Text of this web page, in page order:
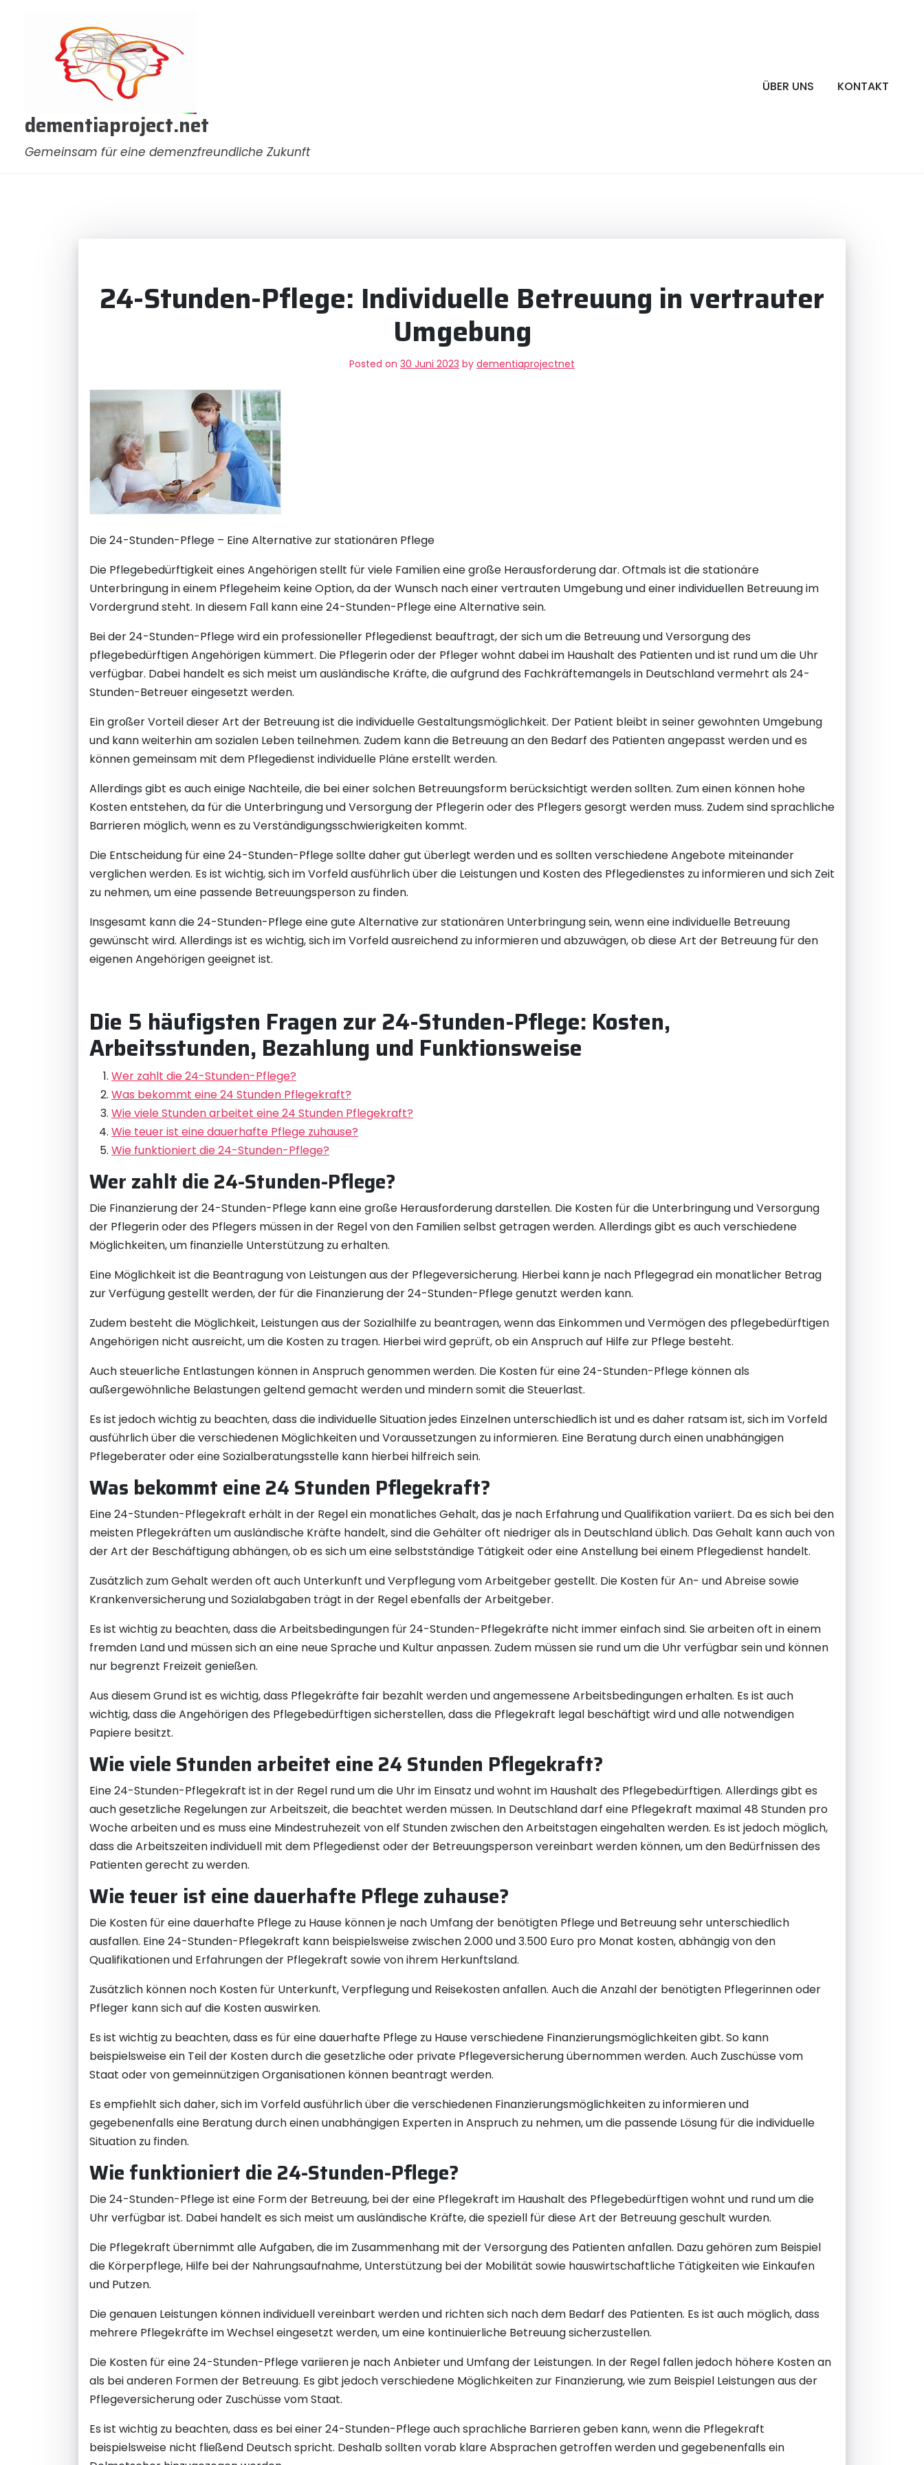
dementiaproject.net
Gemeinsam für eine demenzfreundliche Zukunft
ÜBER UNS KONTAKT
24-Stunden-Pflege: Individuelle Betreuung in vertrauter
Umgebung
Posted on 30 Juni 2023 by dementiaprojectnet
Die 24-Stunden-Pflege – Eine Alternative zur stationären Pflege
Die Pflegebedürftigkeit eines Angehörigen stellt für viele Familien eine große Herausforderung dar. Oftmals ist die stationäre
Unterbringung in einem Pflegeheim keine Option, da der Wunsch nach einer vertrauten Umgebung und einer individuellen Betreuung im
Vordergrund steht. In diesem Fall kann eine 24-Stunden-Pflege eine Alternative sein.
Bei der 24-Stunden-Pflege wird ein professioneller Pflegedienst beauftragt, der sich um die Betreuung und Versorgung des
pflegebedürftigen Angehörigen kümmert. Die Pflegerin oder der Pfleger wohnt dabei im Haushalt des Patienten und ist rund um die Uhr
verfügbar. Dabei handelt es sich meist um ausländische Kräfte, die aufgrund des Fachkräftemangels in Deutschland vermehrt als 24-
Stunden-Betreuer eingesetzt werden.
Ein großer Vorteil dieser Art der Betreuung ist die individuelle Gestaltungsmöglichkeit. Der Patient bleibt in seiner gewohnten Umgebung
und kann weiterhin am sozialen Leben teilnehmen. Zudem kann die Betreuung an den Bedarf des Patienten angepasst werden und es
können gemeinsam mit dem Pflegedienst individuelle Pläne erstellt werden.
Allerdings gibt es auch einige Nachteile, die bei einer solchen Betreuungsform berücksichtigt werden sollten. Zum einen können hohe
Kosten entstehen, da für die Unterbringung und Versorgung der Pflegerin oder des Pflegers gesorgt werden muss. Zudem sind sprachliche
Barrieren möglich, wenn es zu Verständigungsschwierigkeiten kommt.
Die Entscheidung für eine 24-Stunden-Pflege sollte daher gut überlegt werden und es sollten verschiedene Angebote miteinander
verglichen werden. Es ist wichtig, sich im Vorfeld ausführlich über die Leistungen und Kosten des Pflegedienstes zu informieren und sich Zeit
zu nehmen, um eine passende Betreuungsperson zu finden.
Insgesamt kann die 24-Stunden-Pflege eine gute Alternative zur stationären Unterbringung sein, wenn eine individuelle Betreuung
gewünscht wird. Allerdings ist es wichtig, sich im Vorfeld ausreichend zu informieren und abzuwägen, ob diese Art der Betreuung für den
eigenen Angehörigen geeignet ist.
Die 5 häufigsten Fragen zur 24-Stunden-Pflege: Kosten,
Arbeitsstunden, Bezahlung und Funktionsweise
Wer zahlt die 24-Stunden-Pflege?
Was bekommt eine 24 Stunden Pflegekraft?
Wie viele Stunden arbeitet eine 24 Stunden Pflegekraft?
Wie teuer ist eine dauerhafte Pflege zuhause?
Wie funktioniert die 24-Stunden-Pflege?
Wer zahlt die 24-Stunden-Pflege?
Die Finanzierung der 24-Stunden-Pflege kann eine große Herausforderung darstellen. Die Kosten für die Unterbringung und Versorgung
der Pflegerin oder des Pflegers müssen in der Regel von den Familien selbst getragen werden. Allerdings gibt es auch verschiedene
Möglichkeiten, um finanzielle Unterstützung zu erhalten.
Eine Möglichkeit ist die Beantragung von Leistungen aus der Pflegeversicherung. Hierbei kann je nach Pflegegrad ein monatlicher Betrag
zur Verfügung gestellt werden, der für die Finanzierung der 24-Stunden-Pflege genutzt werden kann.
Zudem besteht die Möglichkeit, Leistungen aus der Sozialhilfe zu beantragen, wenn das Einkommen und Vermögen des pflegebedürftigen
Angehörigen nicht ausreicht, um die Kosten zu tragen. Hierbei wird geprüft, ob ein Anspruch auf Hilfe zur Pflege besteht.
Auch steuerliche Entlastungen können in Anspruch genommen werden. Die Kosten für eine 24-Stunden-Pflege können als
außergewöhnliche Belastungen geltend gemacht werden und mindern somit die Steuerlast.
Es ist jedoch wichtig zu beachten, dass die individuelle Situation jedes Einzelnen unterschiedlich ist und es daher ratsam ist, sich im Vorfeld
ausführlich über die verschiedenen Möglichkeiten und Voraussetzungen zu informieren. Eine Beratung durch einen unabhängigen
Pflegeberater oder eine Sozialberatungsstelle kann hierbei hilfreich sein.
Was bekommt eine 24 Stunden Pflegekraft?
Eine 24-Stunden-Pflegekraft erhält in der Regel ein monatliches Gehalt, das je nach Erfahrung und Qualifikation variiert. Da es sich bei den
meisten Pflegekräften um ausländische Kräfte handelt, sind die Gehälter oft niedriger als in Deutschland üblich. Das Gehalt kann auch von
der Art der Beschäftigung abhängen, ob es sich um eine selbstständige Tätigkeit oder eine Anstellung bei einem Pflegedienst handelt.
Zusätzlich zum Gehalt werden oft auch Unterkunft und Verpflegung vom Arbeitgeber gestellt. Die Kosten für An- und Abreise sowie
Krankenversicherung und Sozialabgaben trägt in der Regel ebenfalls der Arbeitgeber.
Es ist wichtig zu beachten, dass die Arbeitsbedingungen für 24-Stunden-Pflegekräfte nicht immer einfach sind. Sie arbeiten oft in einem
fremden Land und müssen sich an eine neue Sprache und Kultur anpassen. Zudem müssen sie rund um die Uhr verfügbar sein und können
nur begrenzt Freizeit genießen.
Aus diesem Grund ist es wichtig, dass Pflegekräfte fair bezahlt werden und angemessene Arbeitsbedingungen erhalten. Es ist auch
wichtig, dass die Angehörigen des Pflegebedürftigen sicherstellen, dass die Pflegekraft legal beschäftigt wird und alle notwendigen
Papiere besitzt.
Wie viele Stunden arbeitet eine 24 Stunden Pflegekraft?
Eine 24-Stunden-Pflegekraft ist in der Regel rund um die Uhr im Einsatz und wohnt im Haushalt des Pflegebedürftigen. Allerdings gibt es
auch gesetzliche Regelungen zur Arbeitszeit, die beachtet werden müssen. In Deutschland darf eine Pflegekraft maximal 48 Stunden pro
Woche arbeiten und es muss eine Mindestruhezeit von elf Stunden zwischen den Arbeitstagen eingehalten werden. Es ist jedoch möglich,
dass die Arbeitszeiten individuell mit dem Pflegedienst oder der Betreuungsperson vereinbart werden können, um den Bedürfnissen des
Patienten gerecht zu werden.
Wie teuer ist eine dauerhafte Pflege zuhause?
Die Kosten für eine dauerhafte Pflege zu Hause können je nach Umfang der benötigten Pflege und Betreuung sehr unterschiedlich
ausfallen. Eine 24-Stunden-Pflegekraft kann beispielsweise zwischen 2.000 und 3.500 Euro pro Monat kosten, abhängig von den
Qualifikationen und Erfahrungen der Pflegekraft sowie von ihrem Herkunftsland.
Zusätzlich können noch Kosten für Unterkunft, Verpflegung und Reisekosten anfallen. Auch die Anzahl der benötigten Pflegerinnen oder
Pfleger kann sich auf die Kosten auswirken.
Es ist wichtig zu beachten, dass es für eine dauerhafte Pflege zu Hause verschiedene Finanzierungsmöglichkeiten gibt. So kann
beispielsweise ein Teil der Kosten durch die gesetzliche oder private Pflegeversicherung übernommen werden. Auch Zuschüsse vom
Staat oder von gemeinnützigen Organisationen können beantragt werden.
Es empfiehlt sich daher, sich im Vorfeld ausführlich über die verschiedenen Finanzierungsmöglichkeiten zu informieren und
gegebenenfalls eine Beratung durch einen unabhängigen Experten in Anspruch zu nehmen, um die passende Lösung für die individuelle
Situation zu finden.
Wie funktioniert die 24-Stunden-Pflege?
Die 24-Stunden-Pflege ist eine Form der Betreuung, bei der eine Pflegekraft im Haushalt des Pflegebedürftigen wohnt und rund um die
Uhr verfügbar ist. Dabei handelt es sich meist um ausländische Kräfte, die speziell für diese Art der Betreuung geschult wurden.
Die Pflegekraft übernimmt alle Aufgaben, die im Zusammenhang mit der Versorgung des Patienten anfallen. Dazu gehören zum Beispiel
die Körperpflege, Hilfe bei der Nahrungsaufnahme, Unterstützung bei der Mobilität sowie hauswirtschaftliche Tätigkeiten wie Einkaufen
und Putzen.
Die genauen Leistungen können individuell vereinbart werden und richten sich nach dem Bedarf des Patienten. Es ist auch möglich, dass
mehrere Pflegekräfte im Wechsel eingesetzt werden, um eine kontinuierliche Betreuung sicherzustellen.
Die Kosten für eine 24-Stunden-Pflege variieren je nach Anbieter und Umfang der Leistungen. In der Regel fallen jedoch höhere Kosten an
als bei anderen Formen der Betreuung. Es gibt jedoch verschiedene Möglichkeiten zur Finanzierung, wie zum Beispiel Leistungen aus der
Pflegeversicherung oder Zuschüsse vom Staat.
Es ist wichtig zu beachten, dass es bei einer 24-Stunden-Pflege auch sprachliche Barrieren geben kann, wenn die Pflegekraft
beispielsweise nicht fließend Deutsch spricht. Deshalb sollten vorab klare Absprachen getroffen werden und gegebenenfalls ein